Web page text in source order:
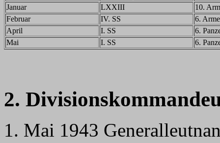
Januar
LXXIII
10.
Februar
IV. SS
6.
April
I. SS
6.
Mai
I. SS 6.
2.
1. Mai 1943